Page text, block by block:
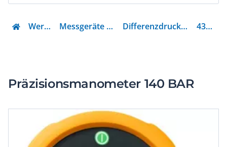
Werkzeug Messgeräte & Zubehör Differenzdruckmanometer 4353538
Präzisionsmanometer 140 BAR